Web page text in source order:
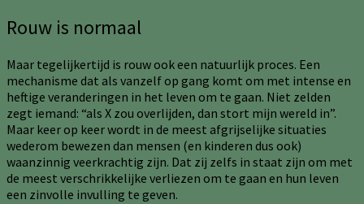
Rouw is normaal
Maar tegelijkertijd is rouw ook een natuurlijk proces. Een
mechanisme dat als vanzelf op gang komt om met intense en
heftige veranderingen in het leven om te gaan. Niet zelden
zegt iemand: “als X zou overlijden, dan stort mijn wereld in”.
Maar keer op keer wordt in de meest afgrijselijke situaties
wederom bewezen dan mensen (en kinderen dus ook)
waanzinnig veerkrachtig zijn. Dat zij zelfs in staat zijn om met
de meest verschrikkelijke verliezen om te gaan en hun leven
een zinvolle invulling te geven.